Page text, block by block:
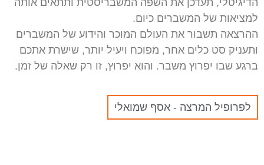
הדיגיטלי, תעדכן את השפה המשבריסטית ותתאים אותה
למציאות של המשברים כיום.
ההרצאה תשבור את העולם המוכר והידוע של המשברים
ותעניק סט כלים אחר, מפוכח ויעיל יותר, שישרת אתכם
ברגע שבו יפרוץ משבר. והוא יפרוץ, זו רק שאלה של זמן.
לפרופיל המרצה - אסף שמואלי